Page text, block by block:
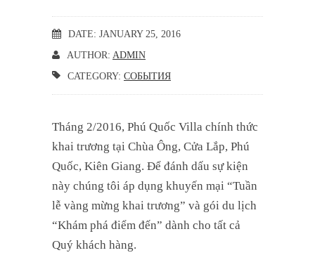
DATE: JANUARY 25, 2016
AUTHOR: ADMIN
CATEGORY: СОБЫТИЯ
Tháng 2/2016, Phú Quốc Villa chính thức
khai trương tại Chùa Ông, Cửa Lắp, Phú
Quốc, Kiên Giang. Để đánh dấu sự kiện
này chúng tôi áp dụng khuyến mại “Tuần
lễ vàng mừng khai trương” và gói du lịch
“Khám phá điểm đến” dành cho tất cả
Quý khách hàng.